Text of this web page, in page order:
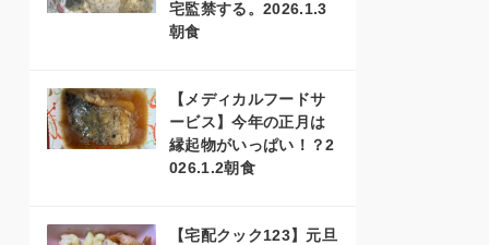
宅監禁する。2026.1.3
朝食
【メディカルフードサ
ービス】今年の正月は
縁起物がいっぱい！？2
026.1.2朝食
【宅配クック123】元旦